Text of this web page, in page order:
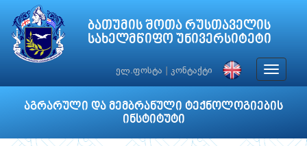
ბათუმის შოთა რუსთაველის
სახელმწიფო უნივერსიტეტი
ელ.ფოსტა კონტაქტი
Toggle
აგრარული და მემბრანული ტექნოლოგიების
ინსტიტუტი